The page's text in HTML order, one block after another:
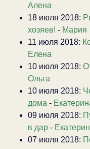
Алена
18 июля 2018:
хозяев! - Мария
11 июля 2018:
Елена
10 июля 2018:
Ольга
10 июля 2018:
дома -
09 июля 2018:
в дар -
07 июля 2018: